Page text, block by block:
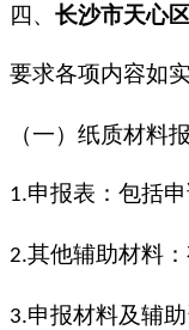
四、 长沙市天心
要求各项内容如
（一）纸质材料
1.申报表：包括
2.其他辅助材料
3.申报材料及辅